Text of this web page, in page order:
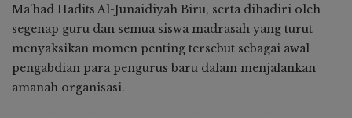
Ma’had Hadits Al-Junaidiyah Biru, serta dihadiri oleh
segenap guru dan semua siswa madrasah yang turut
menyaksikan momen penting tersebut sebagai awal
pengabdian para pengurus baru dalam menjalankan
amanah organisasi.